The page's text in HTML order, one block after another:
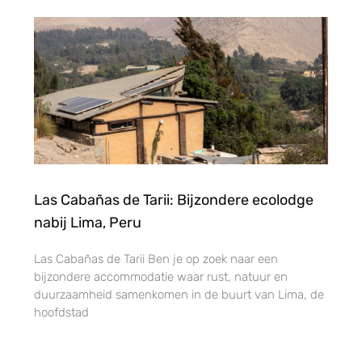
Las Cabañas de Tarii: Bijzondere ecolodge
nabij Lima, Peru
Las Cabañas de Tarii Ben je op zoek naar een
bijzondere accommodatie waar rust, natuur en
duurzaamheid samenkomen in de buurt van Lima, de
hoofdstad